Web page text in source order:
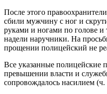
После этого
сбили мужчину с ног и
руками и ногами по голове и
надели наручники. На
прощении полицейский не
Все указанные полицейские
превышении власти и
сопровождалось насилием